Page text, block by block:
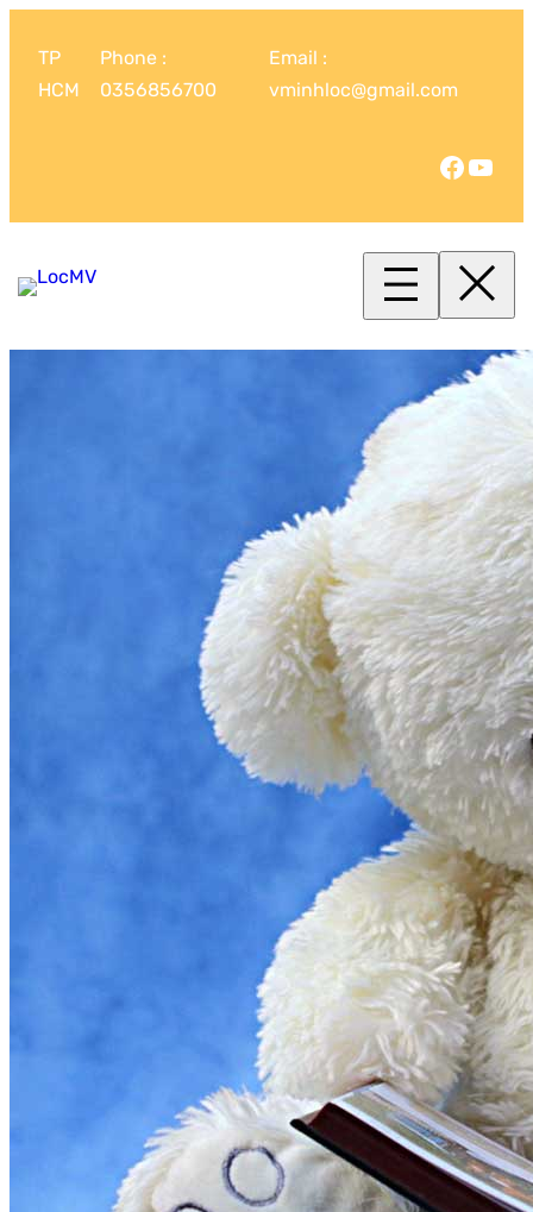
TP
HCM
Phone :
0356856700
Email :
vminhloc@gmail.com